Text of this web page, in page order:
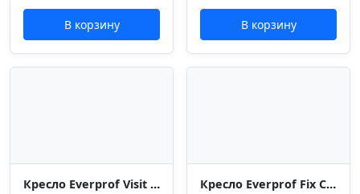
В корзину В корзину
Кресло Everprof Visit (Визит) Сетка Черный Кресло Everprof Fix Chrome (Фикс Хром) Экокожа Черный